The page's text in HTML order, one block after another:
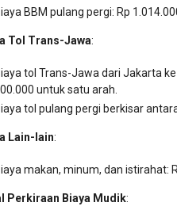
BBM pulang pergi: Rp
Tol Trans-Jawa:
tol Trans-Jawa dari Jakarta
untuk satu arah.
tol pulang pergi berkisar
Lain-lain:
makan, minum, dan istirahat:
Perkiraan Biaya Mudik: